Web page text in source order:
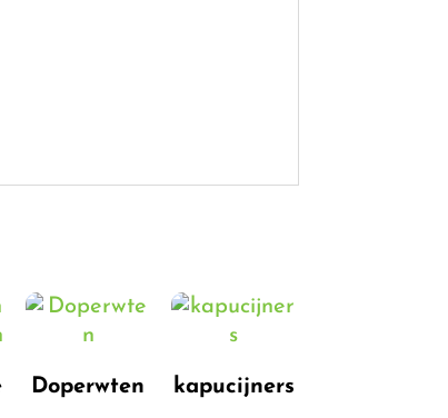
Doperwten kapucijners